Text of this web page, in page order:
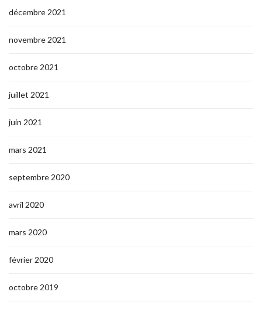
décembre 2021
novembre 2021
octobre 2021
juillet 2021
juin 2021
mars 2021
septembre 2020
avril 2020
mars 2020
février 2020
octobre 2019